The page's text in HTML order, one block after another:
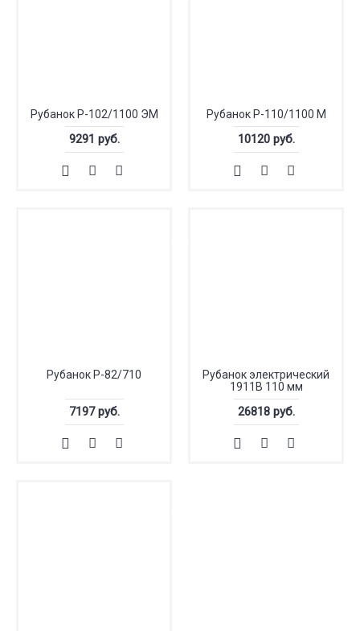
Рубанок Р-102/1100 ЭМ
9291 руб.
Рубанок Р-110/1100 М
10120 руб.
Рубанок Р-82/710
7197 руб.
Рубанок электрический
1911В 110 мм
26818 руб.